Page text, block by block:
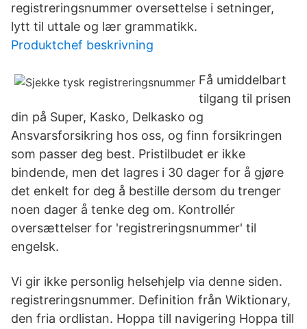
registreringsnummer oversettelse i setninger,
lytt til uttale og lær grammatikk.
Produktchef beskrivning
Få umiddelbart
tilgang til prisen
din på Super, Kasko, Delkasko og
Ansvarsforsikring hos oss, og finn forsikringen
som passer deg best. Pristilbudet er ikke
bindende, men det lagres i 30 dager for å gjøre
det enkelt for deg å bestille dersom du trenger
noen dager å tenke deg om. Kontrollér
oversættelser for 'registreringsnummer' til
engelsk.
Vi gir ikke personlig helsehjelp via denne siden.
registreringsnummer. Definition från Wiktionary,
den fria ordlistan. Hoppa till navigering Hoppa till